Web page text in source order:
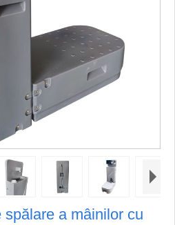
a mâinilor cu